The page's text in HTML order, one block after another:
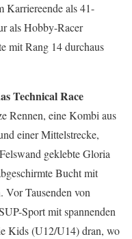
Karriereende als 41-
als Hobby-Racer
mit Rang 14 durchaus
Technical Race
Rennen, eine Kombi aus
einer Mittelstrecke,
geklebte Gloria
Bucht mit
Vor Tausenden von
Sport mit spannenden
Kids (U12/U14) dran, wo